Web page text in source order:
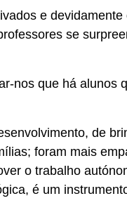
e
se
nos que há alunos
de
foram mais
o trabalho
é um